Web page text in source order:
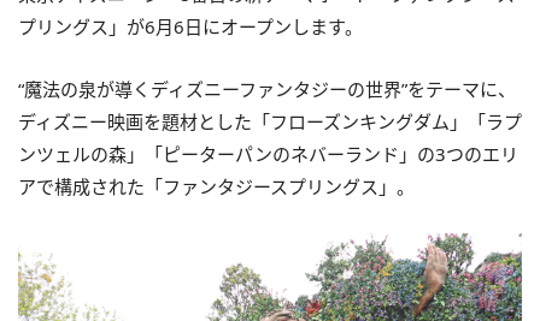
プリングス」が6月6日にオープンします。
“魔法の泉が導くディズニーファンタジーの世界”をテーマに、
ディズニー映画を題材とした「フローズンキングダム」「ラプ
ンツェルの森」「ピーターパンのネバーランド」の3つのエリ
アで構成された「ファンタジースプリングス」。